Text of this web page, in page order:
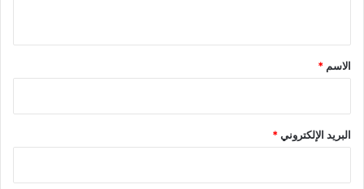
*
الاسم *
البريد الإلكتروني*